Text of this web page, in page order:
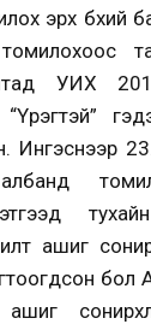
эрх бүхий
УИХ
Ингэснээр
илт ашиг
бол